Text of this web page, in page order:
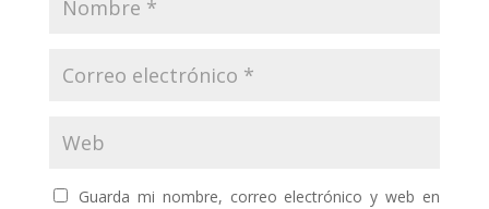
Guarda mi nombre, correo electrónico y web en